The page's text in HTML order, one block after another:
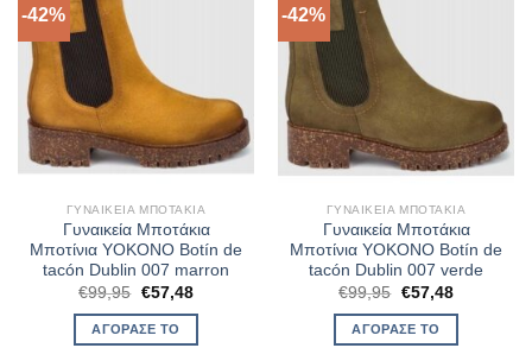
-42%
ΓΥΝΑΙΚΕΊΑ ΜΠΟΤΆΚΙΑ
Γυναικεία Μποτάκια
Μποτίνια YOKONO Botín de
tacón Dublin 007 marron
€99,95 Original
price
was:
€99,95.
€57,48Η
τιμή
ΑΓΌΡΑΣΈ ΤΟ
-42%
ΓΥΝΑΙΚΕΊΑ ΜΠΟΤΆΚΙΑ
Γυναικεία Μποτάκια
Μποτίνια YOKONO Botín de
tacón Dublin 007 verde
€99,95 Original
price
was:
€99,95.
€57,48Η
τιμή
ΑΓΌΡΑΣΈ ΤΟ